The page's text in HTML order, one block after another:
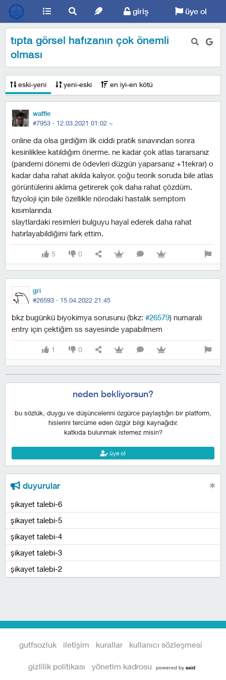
giriş üye ol
tıpta görsel hafızanın çok önemli
olması
eski-yeni yeni-eski en iyi-en kötü
waffle
#7953 · 12.03.2021 01:02 ~
online da olsa girdiğim ilk ciddi pratik sınavından sonra
kesinliklee katıldığım önerme. ne kadar çok atlas tararsanız
(pandemi dönemi de ödevleri düzgün yaparsanız +1tekrar) o
kadar daha rahat akılda kalıyor. çoğu teorik soruda bile atlas
görüntülerini aklıma getirerek çok daha rahat çözdüm.
fizyoloji için bile özellikle nörodaki hastalık semptom
kısımlarında
slaytlardaki resimleri bulguyu hayal ederek daha rahat
hatırlayabildiğimi fark ettim.
5 0
gri
#26593 · 15.04.2022 21:45
bkz bugünkü biyokimya sorusunu (bkz: #26579) numaralı
entry için çektiğim ss sayesinde yapabilmem
1 0
neden bekliyorsun?
bu sözlük, duygu ve düşüncelerini özgürce paylaştığın bir platform,
hislerini tercüme eden özgür bilgi kaynağıdır.
katkıda bulunmak istemez misin?
üye ol
duyurular
şikayet talebi-6
şikayet talebi-5
şikayet talebi-4
şikayet talebi-3
şikayet talebi-2
gutfsozluk iletişim kurallar kullanıcı sözleşmesi
gizlilik politikası yönetim kadrosu powered by said